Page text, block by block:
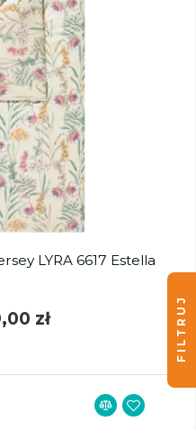
LYRA 6617 Estella
zł FILTRUJ